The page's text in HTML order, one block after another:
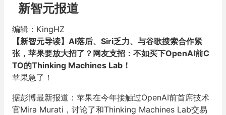
新智元报道
编辑：KingHZ
【新智元导读】AI落后、Siri乏力、与谷歌搜索合作紧
张，苹果要放大招了？网友支招：不如买下OpenAI前C
TO的Thinking Machines Lab！
苹果急了！
据彭博最新报道：苹果在今年接触过OpenAI前首席技术
官Mira Murati，讨论了和Thinking Machines Lab交易